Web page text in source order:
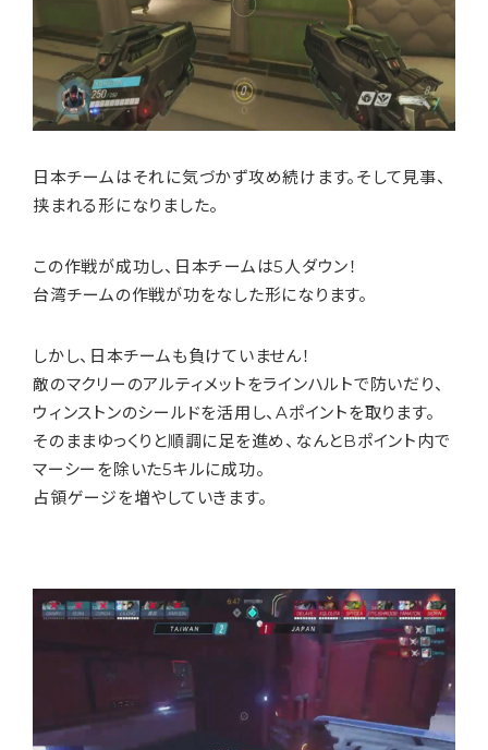
日本チームはそれに気づかず攻め続けます。そして見事、
挟まれる形になりました。
この作戦が成功し、日本チームは5人ダウン！
台湾チームの作戦が功をなした形になります。
しかし、日本チームも負けていません！
敵のマクリーのアルティメットをラインハルトで防いだり、
ウィンストンのシールドを活用し、Aポイントを取ります。
そのままゆっくりと順調に足を進め、なんとBポイント内で
マーシーを除いた5キルに成功。
占領ゲージを増やしていきます。